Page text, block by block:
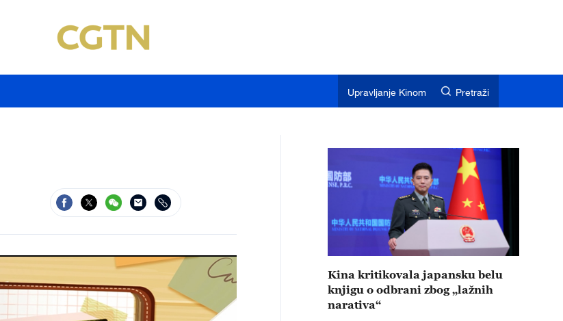
Upravljanje Kinom Pretraži
Kina kritikovala japansku belu
knjigu o odbrani zbog „lažnih
narativa“